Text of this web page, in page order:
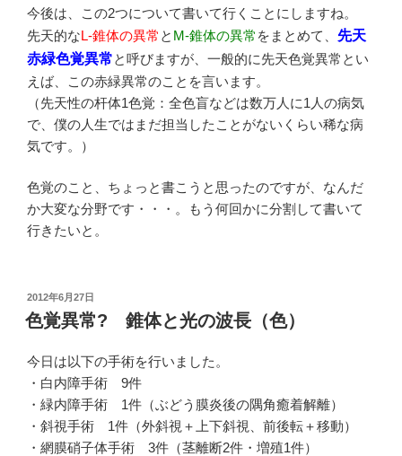
今後は、この2つについて書いて行くことにしますね。
先天的なL-錐体の異常 と M-錐体の異常 をまとめて、 先天
赤緑色覚異常と呼びますが、一般的に先天色覚異常とい
えば、この赤緑異常のことを言います。
（先天性の杆体1色覚：全色盲などは数万人に1人の病気
で、僕の人生ではまだ担当したことがないくらい稀な病
気です。）
色覚のこと、ちょっと書こうと思ったのですが、なんだ
か大変な分野です・・・。もう何回かに分割して書いて
行きたいと。
投
稿
日:
2012年6月27日
色覚異常? 錐体と光の波長（色）
今日は以下の手術を行いました。
・白内障手術 9件
・緑内障手術 1件（ぶどう膜炎後の隅角癒着解離）
・斜視手術 1件（外斜視＋上下斜視、前後転＋移動）
・網膜硝子体手術 3件（茎離断2件・増殖1件）